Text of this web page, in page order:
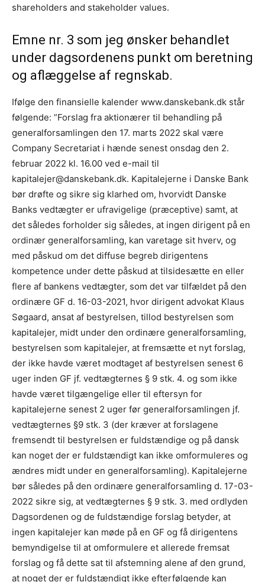
shareholders and stakeholder values.
Emne nr. 3 som jeg ønsker behandlet
under dagsordenens punkt om beretning
og aflæggelse af regnskab.
Ifølge den finansielle kalender www.danskebank.dk står
følgende: ”Forslag fra aktionærer til behandling på
generalforsamlingen den 17. marts 2022 skal være
Company Secretariat i hænde senest onsdag den 2.
februar 2022 kl. 16.00 ved e-mail til
kapitalejer@danskebank.dk. Kapitalejerne i Danske Bank
bør drøfte og sikre sig klarhed om, hvorvidt Danske
Banks vedtægter er ufravigelige (præceptive) samt, at
det således forholder sig således, at ingen dirigent på en
ordinær generalforsamling, kan varetage sit hverv, og
med påskud om det diffuse begreb dirigentens
kompetence under dette påskud at tilsidesætte en eller
flere af bankens vedtægter, som det var tilfældet på den
ordinære GF d. 16-03-2021, hvor dirigent advokat Klaus
Søgaard, ansat af bestyrelsen, tillod bestyrelsen som
kapitalejer, midt under den ordinære generalforsamling,
bestyrelsen som kapitalejer, at fremsætte et nyt forslag,
der ikke havde været modtaget af bestyrelsen senest 6
uger inden GF jf. vedtægternes § 9 stk. 4. og som ikke
havde været tilgængelige eller til eftersyn for
kapitalejerne senest 2 uger før generalforsamlingen jf.
vedtægternes §9 stk. 3 (der kræver at forslagene
fremsendt til bestyrelsen er fuldstændige og på dansk
kan noget der er fuldstændigt kan ikke omformuleres og
ændres midt under en generalforsamling). Kapitalejerne
bør således på den ordinære generalforsamling d. 17-03-
2022 sikre sig, at vedtægternes § 9 stk. 3. med ordlyden
Dagsordenen og de fuldstændige forslag betyder, at
ingen kapitalejer kan møde på en GF og få dirigentens
bemyndigelse til at omformulere et allerede fremsat
forslag og få dette sat til afstemning alene af den grund,
at noget der er fuldstændigt ikke efterfølgende kan